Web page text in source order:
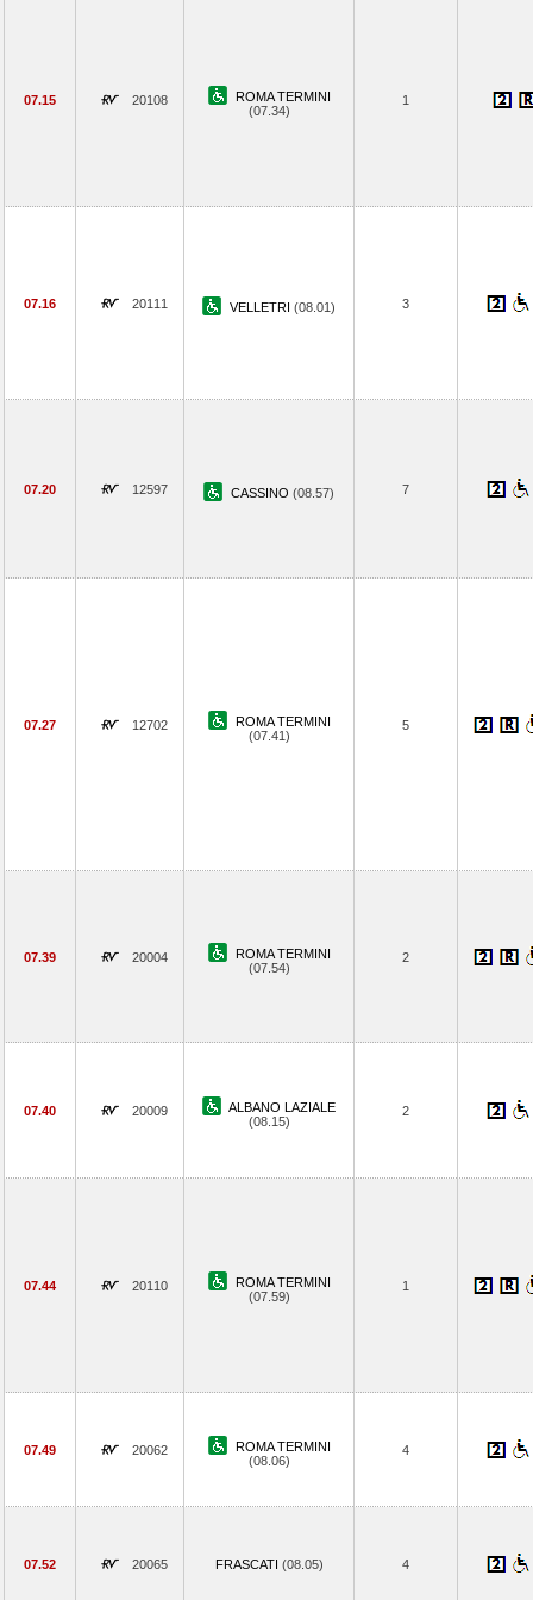
07.15 20108
ROMA TERMINI
(07.34)
1
07.16 20111 VELLETRI (08.01) 3
07.20 12597 CASSINO (08.57) 7
07.27 12702
ROMA TERMINI
(07.41)
5
07.39 20004
ROMA TERMINI
(07.54)
2
07.40 20009
ALBANO LAZIALE
(08.15)
2
07.44 20110
ROMA TERMINI
(07.59)
1
07.49 20062
ROMA TERMINI
(08.06)
4
07.52 20065 FRASCATI (08.05) 4